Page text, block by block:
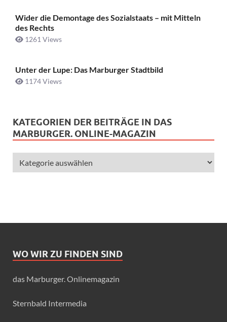
Wider die Demontage des Sozialstaats – mit Mitteln
des Rechts
1261 Views
Unter der Lupe: Das Marburger Stadtbild
1174 Views
KATEGORIEN DER BEITRÄGE IN DAS
MARBURGER. ONLINE-MAGAZIN
WO WIR ZU FINDEN SIND
das Marburger. Onlinemagazin
Sternbald Intermedia